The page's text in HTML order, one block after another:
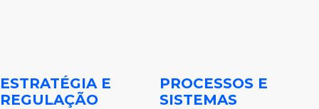
ESTRATÉGIA E
REGULAÇÃO
PROCESSOS E
SISTEMAS